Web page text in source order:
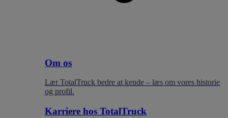
Om os
Lær TotalTruck bedre at kende – læs om vores historie
og profil.
Karriere hos TotalTruck